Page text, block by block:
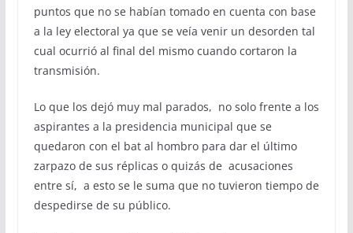
puntos que no se habían tomado en cuenta con base
a la ley electoral ya que se veía venir un desorden tal
cual ocurrió al final del mismo cuando cortaron la
transmisión.
Lo que los dejó muy mal parados, no solo frente a los
aspirantes a la presidencia municipal que se
quedaron con el bat al hombro para dar el último
zarpazo de sus réplicas o quizás de acusaciones
entre sí, a esto se le suma que no tuvieron tiempo de
despedirse de su público.